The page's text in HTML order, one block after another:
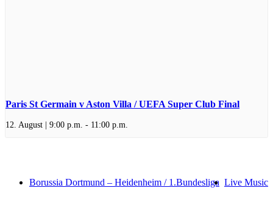
Paris St Germain v Aston Villa / UEFA Super Club Final
12. August | 9:00 p.m. - 11:00 p.m.
Borussia Dortmund – Heidenheim / 1.Bundesliga Live Music